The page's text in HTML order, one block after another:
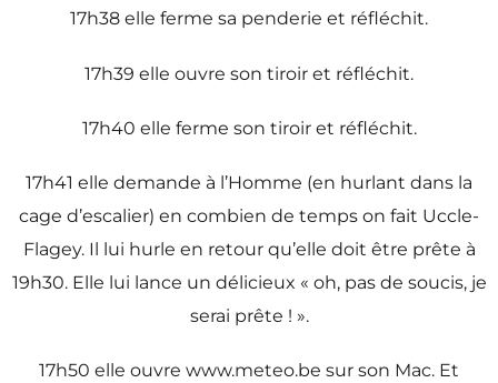
17h38 elle ferme sa penderie et réfléchit.
17h39 elle ouvre son tiroir et réfléchit.
17h40 elle ferme son tiroir et réfléchit.
17h41 elle demande à l’Homme (en hurlant dans la
cage d’escalier) en combien de temps on fait Uccle-
Flagey. Il lui hurle en retour qu’elle doit être prête à
19h30. Elle lui lance un délicieux « oh, pas de soucis, je
serai prête ! ».
17h50 elle ouvre www.meteo.be sur son Mac. Et